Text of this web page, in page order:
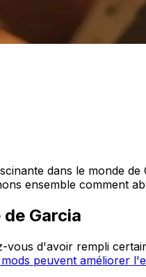
dans le monde
ensemble comment
Garcia
d'avoir rempli
peuvent améliorer